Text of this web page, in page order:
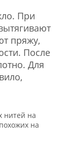
При
пряжу,
После
Для
нитей на
на